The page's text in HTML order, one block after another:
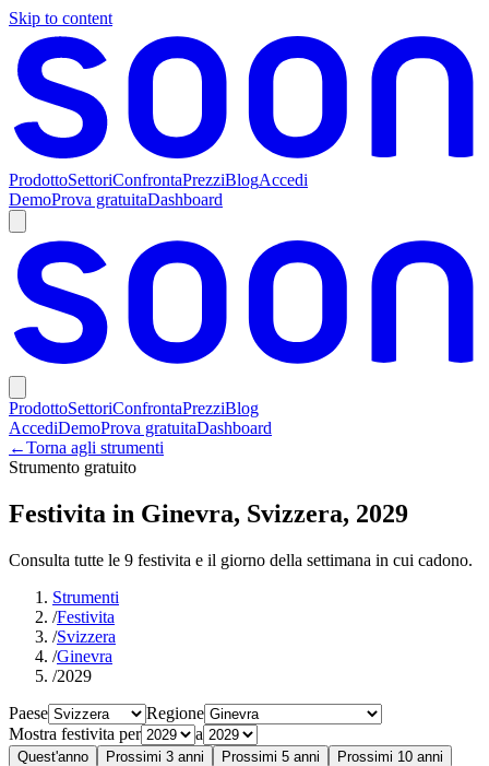
Skip to content
ProdottoSettoriConfrontaPrezziBlogAccedi
DemoProva gratuitaDashboard
ProdottoSettoriConfrontaPrezziBlog
AccediDemoProva gratuitaDashboard
←Torna agli strumenti
Strumento gratuito
Festivita in Ginevra, Svizzera, 2029
Consulta tutte le 9 festivita e il giorno della settimana in cui cadono.
Strumenti
/Festivita
/Svizzera
/Ginevra
/2029
Paese
Regione
Mostra festivita per
a
Quest'anno Prossimi 3 anni Prossimi 5 anni Prossimi 10 anni